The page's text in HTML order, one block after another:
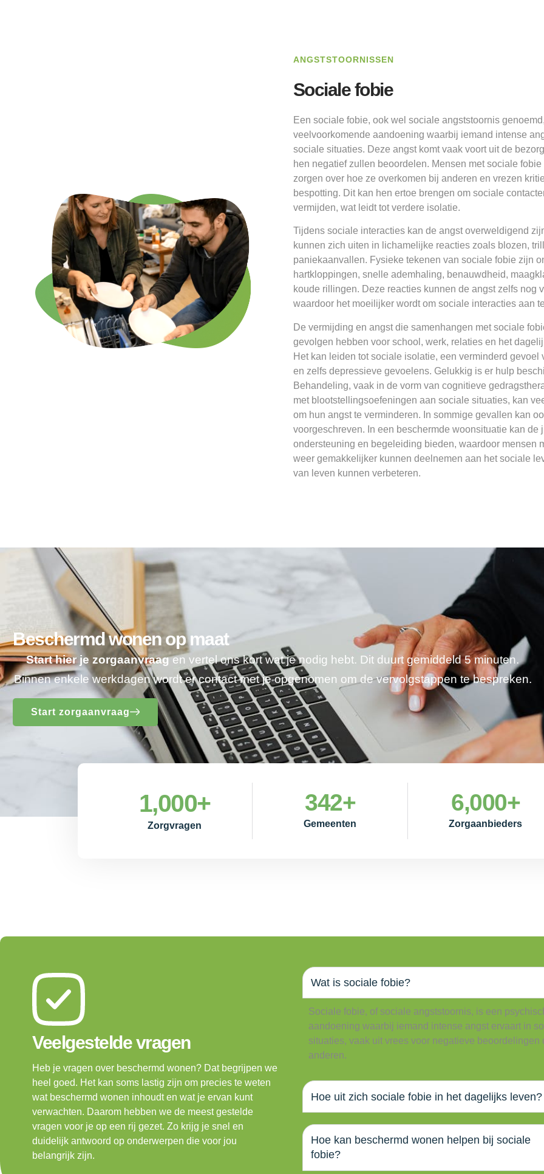
ANGSTSTOORNISSEN
Sociale fobie
Een sociale fobie, ook wel sociale angststoornis
veelvoorkomende aandoening waarbij iemand intense
sociale situaties. Deze angst komt vaak voort uit de
hen negatief zullen beoordelen. Mensen met sociale
zorgen over hoe ze overkomen bij anderen en vrezen
bespotting. Dit kan hen ertoe brengen om sociale
vermijden, wat leidt tot verdere isolatie.
Tijdens sociale interacties kan de angst overweldigend
kunnen zich uiten in lichamelijke reacties zoals blozen,
paniekaanvallen. Fysieke tekenen van sociale fobie zijn
hartkloppingen, snelle ademhaling, benauwdheid,
koude rillingen. Deze reacties kunnen de angst zelfs nog
waardoor het moeilijker wordt om sociale interacties aan
De vermijding en angst die samenhangen met sociale
gevolgen hebben voor school, werk, relaties en het
Het kan leiden tot sociale isolatie, een verminderd gevoel
en zelfs depressieve gevoelens. Gelukkig is er hulp
Behandeling, vaak in de vorm van cognitieve
met blootstellingsoefeningen aan sociale situaties, kan
om hun angst te verminderen. In sommige gevallen kan
voorgeschreven. In een beschermde woonsituatie kan de
ondersteuning en begeleiding bieden, waardoor mensen
weer gemakkelijker kunnen deelnemen aan het sociale
van leven kunnen verbeteren.
Beschermd wonen op maat
Start hier je zorgaanvraagen vertel ons kort wat je nodig hebt. Dit duurt gemiddeld 5 minuten.
Binnen enkele werkdagen wordt er contact met je opgenomen om de vervolgstappen te bespreken.
Start zorgaanvraag
Zorgvragen
1,000+
Gemeenten
342+
Zorgaanbieders
6,000+
Veelgestelde vragen
Heb je vragen over beschermd wonen? Dat begrijpen we
heel goed. Het kan soms lastig zijn om precies te weten
wat beschermd wonen inhoudt en wat je ervan kunt
verwachten. Daarom hebben we de meest gestelde
vragen voor je op een rij gezet. Zo krijg je snel en
duidelijk antwoord op onderwerpen die voor jou
belangrijk zijn.
Wat is sociale fobie?
Sociale fobie, of sociale angststoornis, is een
aandoening waarbij iemand intense angst ervaart in
situaties, vaak uit vrees voor negatieve beoordelingen
anderen.
Hoe uit zich sociale fobie in het dagelijks leven?
Hoe kan beschermd wonen helpen bij sociale
fobie?